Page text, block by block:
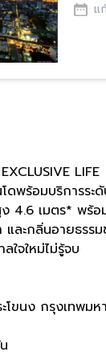
แ
LIFE
พร้อมบริการร
4.6 เมตร* พร้
และกลิ่นอายธ
ใจใหม่ไม่รู้จบ
โขนง กรุงเทพมห